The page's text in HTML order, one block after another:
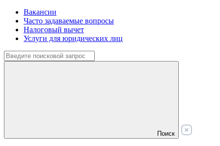
Вакансии
Часто задаваемые вопросы
Налоговый вычет
Услуги для юридических лиц
Поиск